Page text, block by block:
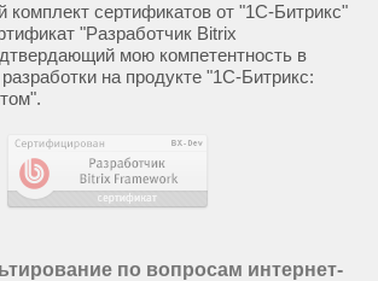
комплект сертификатов от "1С-Битрикс"
"Разработчик Bitrix
мою компетентность в
на продукте "1С-Битрикс:
по вопросам интернет-